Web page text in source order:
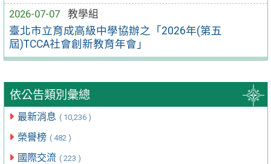
2026-07-07
教學組
臺北市立育成高級中學協辦之「2026年(第五
屆)TCCA社會創新教育年會」
依公告類別彙總
最新消息 ( 10,236 )
榮譽榜 ( 482 )
國際交流 ( 223 )